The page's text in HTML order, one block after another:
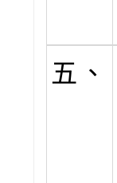
五、